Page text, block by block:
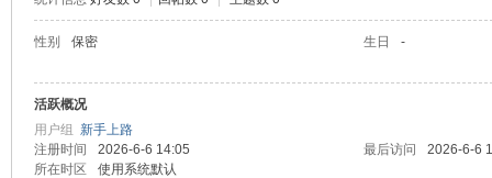
性别 保密 生日 -
活跃概况
用户组 新手上路
注册时间
2026-6-6 14:05 最后访问
2026-6-6
所在时区
使用系统默认